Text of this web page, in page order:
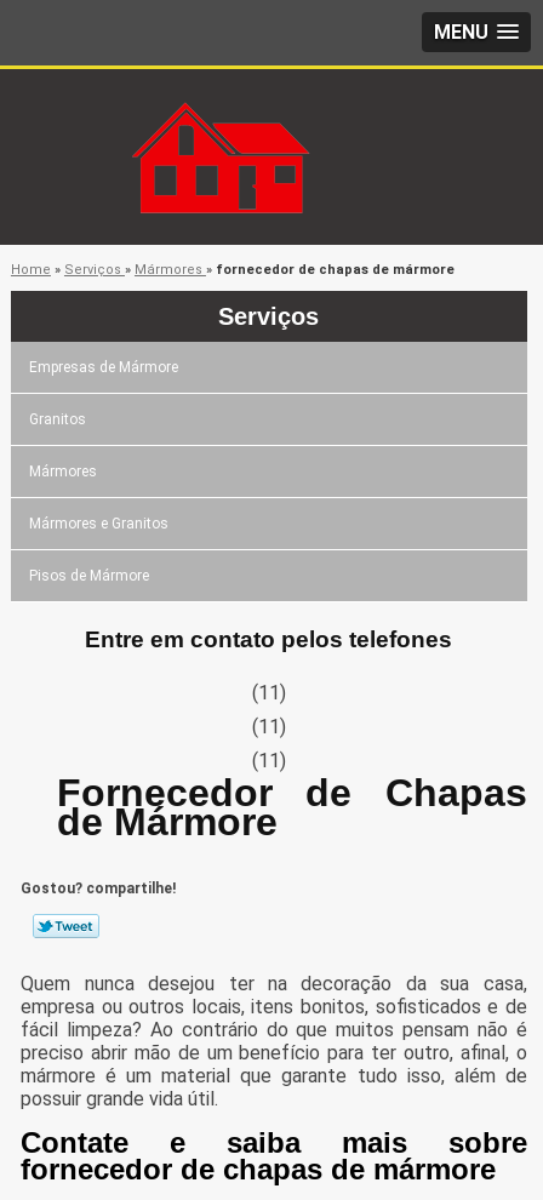
MENU
Home » Serviços » Mármores » fornecedor de chapas de mármore
Serviços
Empresas de Mármore
Granitos
Mármores
Mármores e Granitos
Pisos de Mármore
Entre em contato pelos telefones
(11)
(11)
(11)
Fornecedor de Chapas
de Mármore
Gostou? compartilhe!
Quem nunca desejou ter na decoração da sua casa,
empresa ou outros locais, itens bonitos, sofisticados e de
fácil limpeza? Ao contrário do que muitos pensam não é
preciso abrir mão de um benefício para ter outro, afinal, o
mármore é um material que garante tudo isso, além de
possuir grande vida útil.
Contate e saiba mais sobre
fornecedor de chapas de mármore